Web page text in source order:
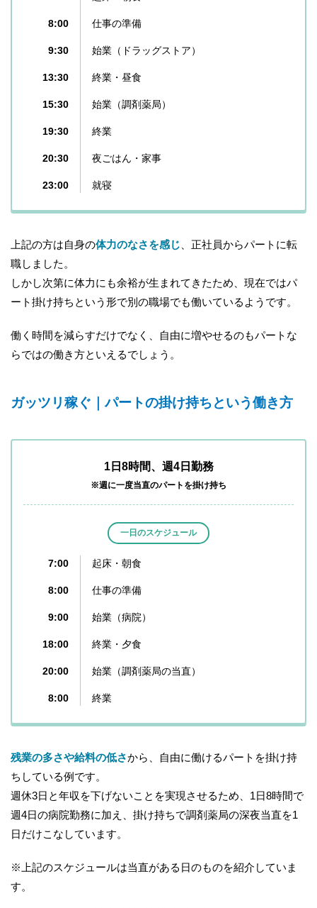
8:00 仕事の準備
9:30 始業（ドラッグストア）
13:30 終業・昼食
15:30 始業（調剤薬局）
19:30 終業
20:30 夜ごはん・家事
23:00 就寝
上記の方は自身の体力のなさを感じ 、正社員からパートに転
職しました。
しかし次第に体力にも余裕が生まれてきたため、現在ではパ
ート掛け持ちという形で別の職場でも働いているようです。
働く時間を減らすだけでなく、自由に増やせるのもパートな
らではの働き方といえるでしょう。
ガッツリ稼ぐ｜パートの掛け持ちという働き方
1日8時間、週4日勤務
※週に一度当直のパートを掛け持ち
一日のスケジュール
7:00 起床・朝食
8:00 仕事の準備
9:00 始業（病院）
18:00 終業・夕食
20:00 始業（調剤薬局の当直）
8:00 終業
残業の多さや給料の低さから、自由に働けるパートを掛け持
ちしている例です。
週休3日と年収を下げないことを実現させるため、1日8時間で
週4日の病院勤務に加え、掛け持ちで調剤薬局の深夜当直を1
日だけこなしています。
※上記のスケジュールは当直がある日のものを紹介していま
す。